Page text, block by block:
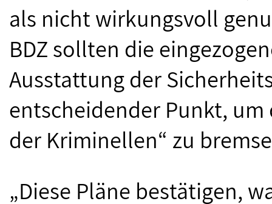
als nicht wirkungsvoll
BDZ sollten die
Ausstattung der
entscheidender Punkt,
der Kriminellen“ zu
„Diese Pläne bestätigen,